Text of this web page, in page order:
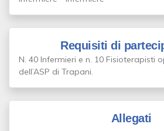
Requisiti di
N. 40 Infermieri e n. 10 Fisioterapisti
dell’ASP di Trapani.
Allegati